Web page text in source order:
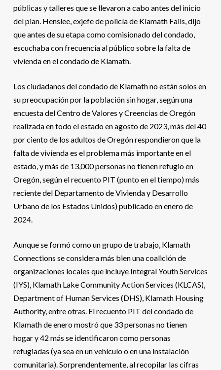
públicas y talleres que se llevaron a cabo antes del inicio
del plan. Henslee, exjefe de policía de Klamath Falls, dijo
que antes de su etapa como comisionado del condado,
escuchaba con frecuencia al público sobre la falta de
vivienda en el condado de Klamath.
Los ciudadanos del condado de Klamath no están solos en
su preocupación por la población sin hogar, según una
encuesta del Centro de Valores y Creencias de Oregón
realizada en todo el estado en agosto de 2023, más del 40
por ciento de los adultos de Oregón respondieron que la
falta de vivienda es el problema más importante en el
estado, y más de 13,000 personas no tienen refugio en
Oregón, según el recuento PIT (punto en el tiempo) más
reciente del Departamento de Vivienda y Desarrollo
Urbano de los Estados Unidos) publicado en enero de
2024.
Aunque se formó como un grupo de trabajo, Klamath
Connections se considera más bien una coalición de
organizaciones locales que incluye Integral Youth Services
(IYS), Klamath Lake Community Action Services (KLCAS),
Department of Human Services (DHS), Klamath Housing
Authority, entre otras. El recuento PIT del condado de
Klamath de enero mostró que 33 personas no tienen
hogar y 42 más se identificaron como personas
refugiadas (ya sea en un vehículo o en una instalación
comunitaria). Sorprendentemente, al recopilar las cifras